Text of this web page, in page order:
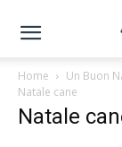
Home
Un Buon
Natale cane
Natale